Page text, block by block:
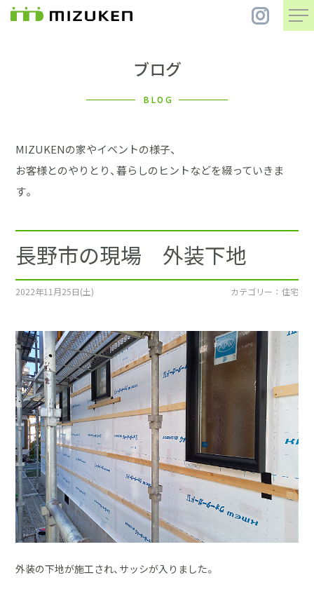
住 宅
まちづくり
会社案内
施工事例
土地をお探しの方
イベント
ショールーム
ブログ
ブログ
BLOG
MIZUKENの家やイベントの様子、
お客様とのやりとり、暮らしのヒントなどを綴っていきま
す。
長野市の現場 外装下地
2022年11月25日(土) カテゴリー ： 住宅
外装の下地が施工され、サッシが入りました。